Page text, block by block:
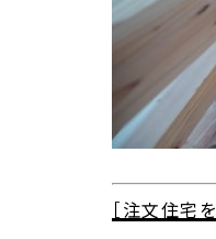
［注文住宅